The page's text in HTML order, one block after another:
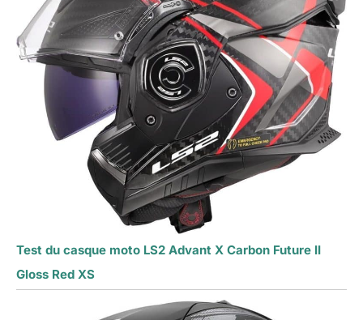
Test du casque moto LS2 Advant X Carbon Future II
Gloss Red XS